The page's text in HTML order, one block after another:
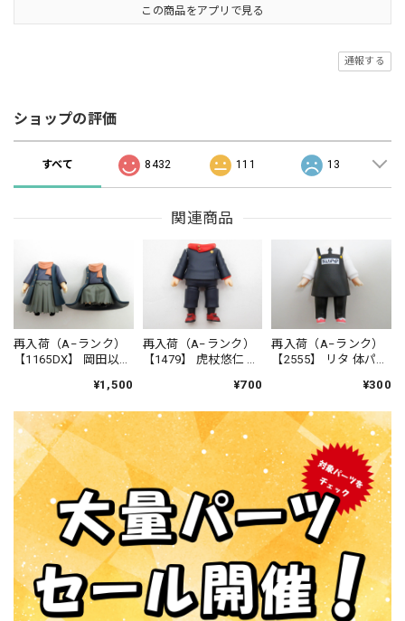
この商品をアプリで見る
通報する
ショップの評価
すべて 8432 111 13
関連商品
再入荷（A−ランク）
【1165DX】 岡田以蔵
戦闘服 ねんどろい
¥1,500
再入荷（A−ランク）
【1479】 虎杖悠仁 体
¥700
再入荷（A−ランク）
【2555】 リタ 体パー
¥300